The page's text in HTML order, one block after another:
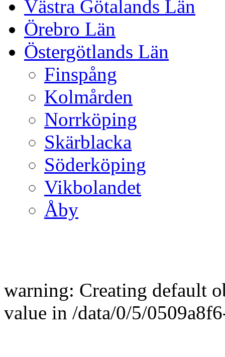
Västra Götalands Län
Örebro Län
Östergötlands Län
Finspång
Kolmården
Norrköping
Skärblacka
Söderköping
Vikbolandet
Åby
warning: Creating default
value in /data/0/5/